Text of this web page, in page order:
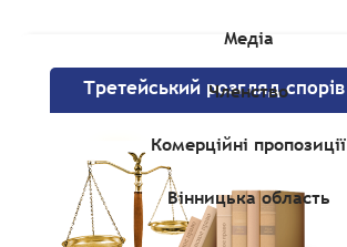
Медіа
Членство
Комерційні пропозиції
Вінницька область
Третейський розгляд спорів